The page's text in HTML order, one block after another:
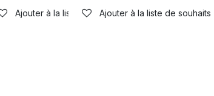
souhaits
Ajouter à la liste de souhaitsAjouter à la liste de souhaits